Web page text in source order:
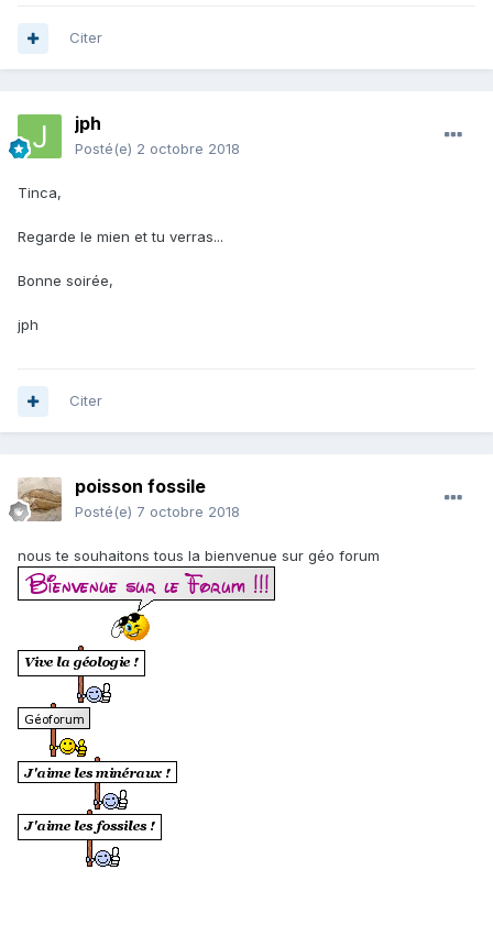
Citer
jph
Posté(e) 2 octobre 2018
Tinca,
Regarde le mien et tu verras...
Bonne soirée,
jph
Citer
poisson fossile
Posté(e) 7 octobre 2018
nous te souhaitons tous la bienvenue sur géo forum